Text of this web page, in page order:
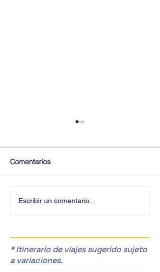
Comentarios
Escribir un comentario...
* Itinerario de viajes sugerido sujeto
a variaciones.